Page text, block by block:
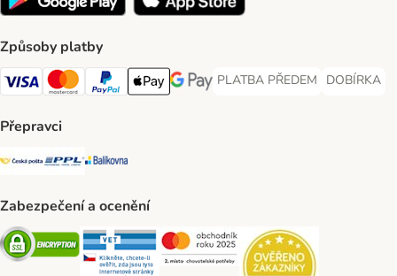
Způsoby platby
Visa Payment Method
Mastercard Payment Method
PayPal Payment Method
Apple pay Payment Method
GooglePay Payment Method
PLATBA PŘEDEM
PLATBA PŘEDEM Payment
DOBÍRKA
DOBÍRKA
Přepravci
Česká pošta Shipping Method
PPL Shipping Method
Balíkovna Shipping Method
Zabezpečení a ocenění
Security Security Security